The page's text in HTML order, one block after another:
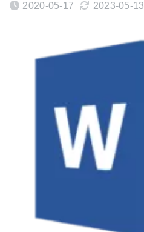
2020-05-17 2023-05-13